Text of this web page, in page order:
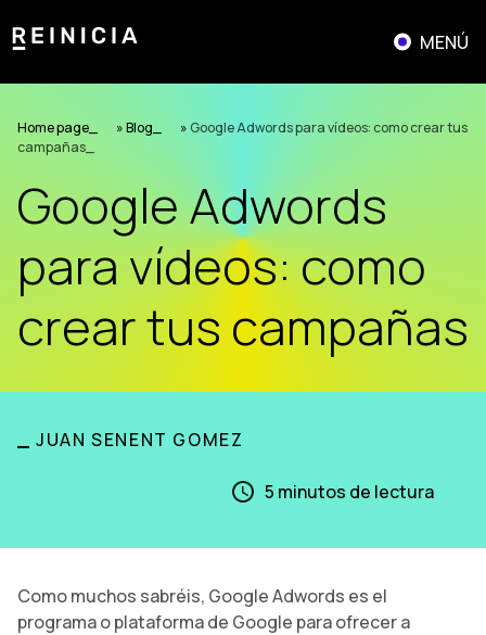
al
MENÚ
Home page »Blog » Google Adwords para vídeos: como crear tus
campañas
Google Adwords
para vídeos: como
crear tus campañas
_JUAN SENENT GOMEZ
5 minutos de lectura
Como muchos sabréis, Google Adwords es el
programa o plataforma de Google para ofrecer a